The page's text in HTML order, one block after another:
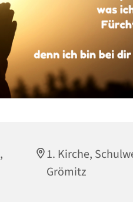
1. Kirche,
Grömitz